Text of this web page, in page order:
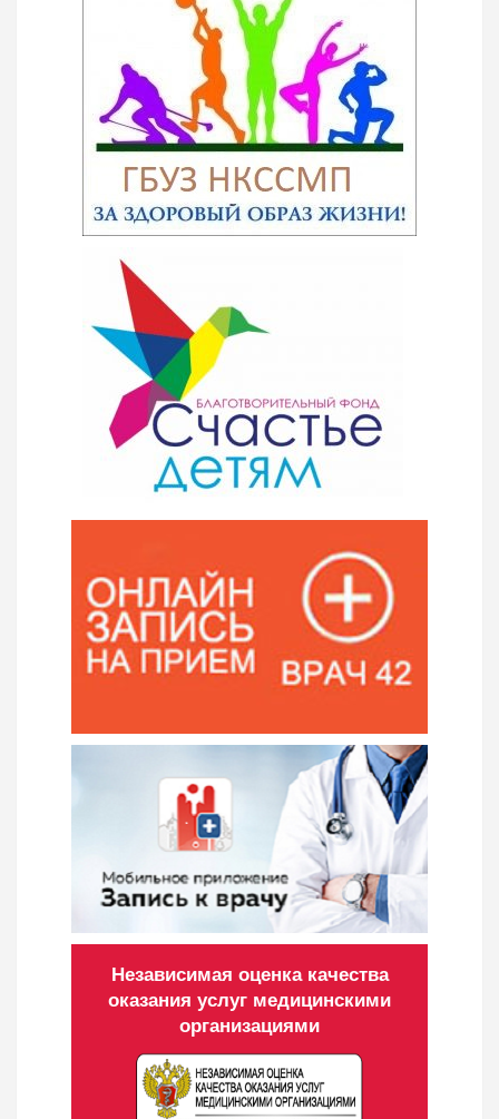
Независимая оценка качества
оказания услуг медицинскими
организациями